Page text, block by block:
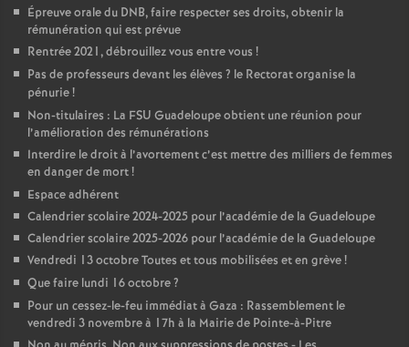
Épreuve orale du DNB, faire respecter ses droits, obtenir la
rémunération qui est prévue
Rentrée 2021, débrouillez vous entre vous !
Pas de professeurs devant les élèves ? le Rectorat organise la
pénurie!
Non-titulaires : La FSU Guadeloupe obtient une réunion pour
l’amélioration des rémunérations
Interdire le droit à l’avortement c’est mettre des milliers de femmes
en danger de mort!
Espace adhérent
Calendrier scolaire 2024-2025 pour l’académie de la Guadeloupe
Calendrier scolaire 2025-2026 pour l’académie de la Guadeloupe
Vendredi 13 octobre Toutes et tous mobilisées et en grève!
Que faire lundi 16 octobre?
Pour un cessez-le-feu immédiat à Gaza : Rassemblement le
vendredi 3 novembre à 17h à la Mairie de Pointe-à-Pitre